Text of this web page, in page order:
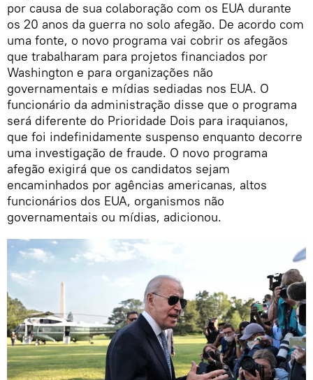
por causa de sua colaboração com os EUA durante
os 20 anos da guerra no solo afegão. De acordo com
uma fonte, o novo programa vai cobrir os afegãos
que trabalharam para projetos financiados por
Washington e para organizações não
governamentais e mídias sediadas nos EUA. O
funcionário da administração disse que o programa
será diferente do Prioridade Dois para iraquianos,
que foi indefinidamente suspenso enquanto decorre
uma investigação de fraude. O novo programa
afegão exigirá que os candidatos sejam
encaminhados por agências americanas, altos
funcionários dos EUA, organismos não
governamentais ou mídias, adicionou.